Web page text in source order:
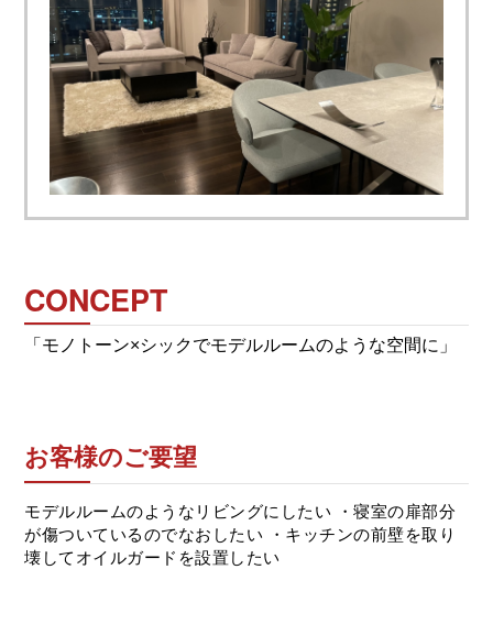
CONCEPT
「モノトーン×シックでモデルルームのような空間に」
お客様のご要望
モデルルームのようなリビングにしたい ・寝室の扉部分
が傷ついているのでなおしたい ・キッチンの前壁を取り
壊してオイルガードを設置したい